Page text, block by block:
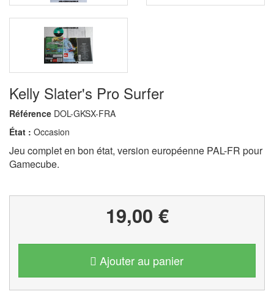
Kelly Slater's Pro Surfer
Référence DOL-GKSX-FRA
État : Occasion
Jeu complet en bon état, version européenne PAL-FR pour
Gamecube.
19,00 €
Ajouter au panier